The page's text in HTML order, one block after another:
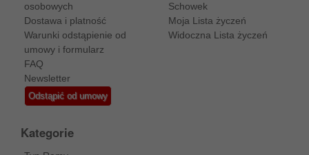
osobowych
Dostawa i platność
Warunki odstąpienie od
umowy i formularz
FAQ
Newsletter
Odstąpić od umowy
Schowek
Moja Lista życzeń
Widoczna Lista życzeń
Kategorie